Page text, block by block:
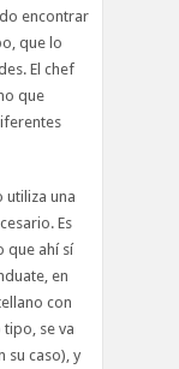
encontrar
que lo
El chef
que
utiliza una
Es
que ahí sí
en
con
se va
su caso), y